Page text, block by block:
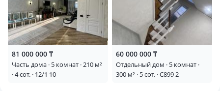
81 000 000 ₸
Часть дома · 5 комнат · 210 м²
· 4 сот. · 12/1 10
60 000 000 ₸
Отдельный дом · 5 комнат ·
300 м² · 5 сот. · С899 2